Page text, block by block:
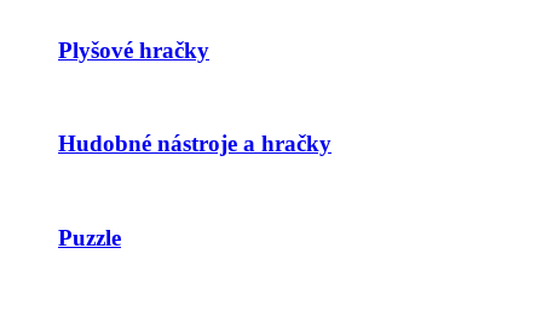
Plyšové hračky
Hudobné nástroje a hračky
Puzzle